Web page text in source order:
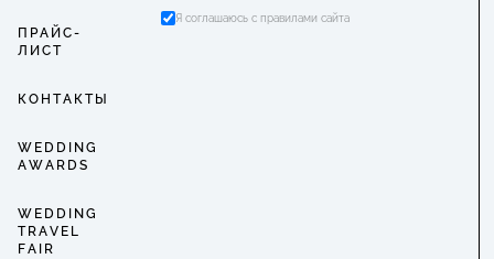
ПРАЙС-
ЛИСТ
КОНТАКТЫ
WEDDING
AWARDS
WEDDING
TRAVEL
FAIR
Я соглашаюсь с правилами сайта